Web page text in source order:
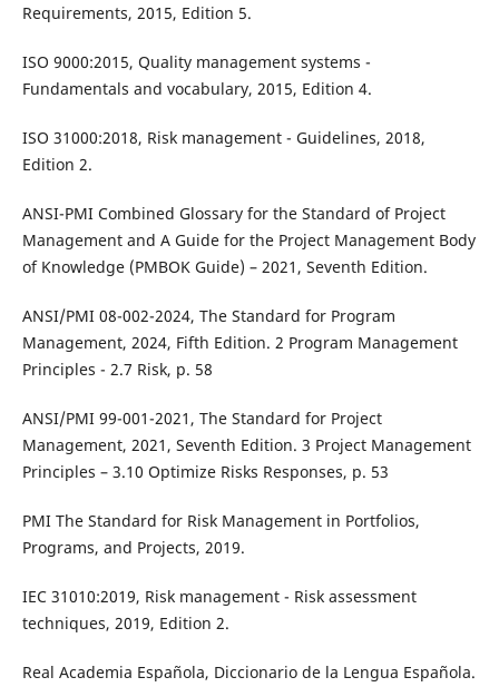
Requirements, 2015, Edition 5.
ISO 9000:2015, Quality management systems -
Fundamentals and vocabulary, 2015, Edition 4.
ISO 31000:2018, Risk management - Guidelines, 2018,
Edition 2.
ANSI-PMI Combined Glossary for the Standard of Project
Management and A Guide for the Project Management Body
of Knowledge (PMBOK Guide) – 2021, Seventh Edition.
ANSI/PMI 08-002-2024, The Standard for Program
Management, 2024, Fifth Edition. 2 Program Management
Principles - 2.7 Risk, p. 58
ANSI/PMI 99-001-2021, The Standard for Project
Management, 2021, Seventh Edition. 3 Project Management
Principles – 3.10 Optimize Risks Responses, p. 53
PMI The Standard for Risk Management in Portfolios,
Programs, and Projects, 2019.
IEC 31010:2019, Risk management - Risk assessment
techniques, 2019, Edition 2.
Real Academia Española, Diccionario de la Lengua Española.